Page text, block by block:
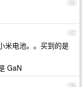
16
17
米电池。。买到的是
GaN
18